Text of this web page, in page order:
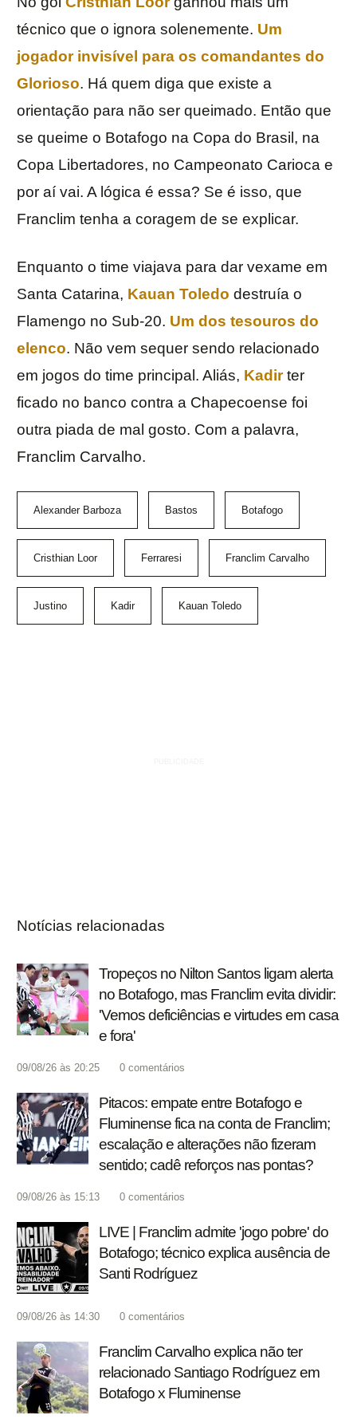
técnico que o ignora solenemente. Um
jogador invisível para os comandantes do
Glorioso. Há quem diga que existe a
orientação para não ser queimado. Então que
se queime o Botafogo na Copa do Brasil, na
Copa Libertadores, no Campeonato Carioca e
por aí vai. A lógica é essa? Se é isso, que
Franclim tenha a coragem de se explicar.
Enquanto o time viajava para dar vexame em
Santa Catarina, Kauan Toledo destruía o
Flamengo no Sub-20. Um dos tesouros do
elenco. Não vem sequer sendo relacionado
em jogos do time principal. Aliás, Kadirter
ficado no banco contra a Chapecoense foi
outra piada de mal gosto. Com a palavra,
Franclim Carvalho.
Alexander Barboza Bastos Botafogo
Cristhian Loor Ferraresi Franclim Carvalho
Justino Kadir Kauan Toledo
Notícias relacionadas
Tropeços no Nilton Santos ligam alerta
no Botafogo, mas Franclim evita dividir:
'Vemos deficiências e virtudes em casa
e fora'
09/08/26 às 20:25 0 comentários
Pitacos: empate entre Botafogo e
Fluminense fica na conta de Franclim;
escalação e alterações não fizeram
sentido; cadê reforços nas pontas?
09/08/26 às 15:13 0 comentários
LIVE | Franclim admite 'jogo pobre' do
Botafogo; técnico explica ausência de
Santi Rodríguez
09/08/26 às 14:30 0 comentários
Franclim Carvalho explica não ter
relacionado Santiago Rodríguez em
Botafogo x Fluminense